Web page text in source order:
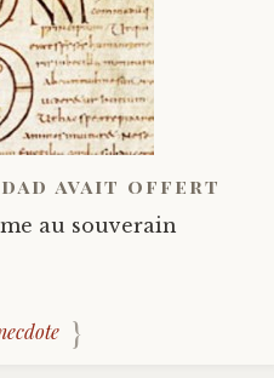
avait offert
au souverain